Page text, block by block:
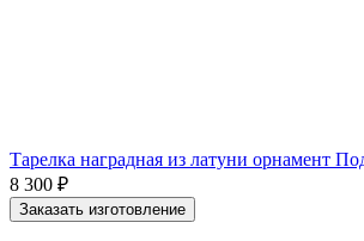
Тарелка наградная из латуни орнамент
8 300 ₽
Заказать изготовление